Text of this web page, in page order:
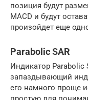
позиция будут
MACD и будут
произойдет еще
Parabolic SAR
Индикатор Parabolic
запаздывающий
его намного проще